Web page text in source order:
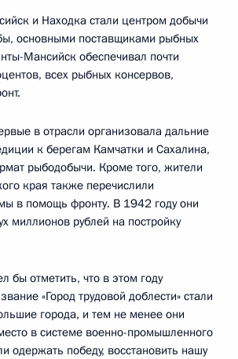
и Находка стали центром добычи
основными поставщиками рыбных
Мансийск обеспечивал почти
всех рыбных консервов,
в отрасли организовала дальние
к берегам Камчатки и Сахалина,
рыбодобычи. Кроме того, жители
края также перечислили
в помощь фронту. В 1942 году они
миллионов рублей на постройку
бы отметить, что в этом году
«Город трудовой доблести» стали
города, и тем не менее они
в системе военно-промышленного
одержать победу, восстановить нашу